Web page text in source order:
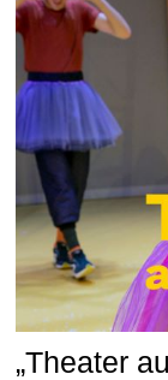
„Theater